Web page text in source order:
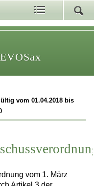
vom 01.04.2018 bis
vom 1. März